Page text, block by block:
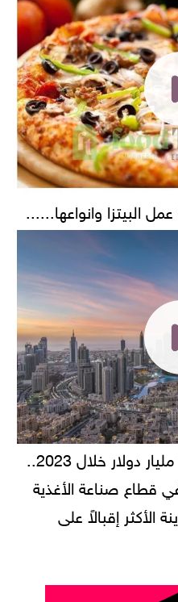
البيتزا وانواعها......
حجم استثمارات يصل لـ 94 مليار دولار خلال 2023..
قطاع صناعة الأغذية
الأكثر إقبالاً على